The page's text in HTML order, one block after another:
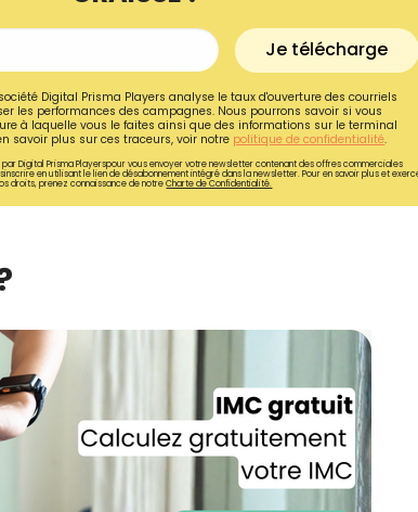
Je télécharge
Digital Prisma Players analyse le taux d'ouverture des courriels
les performances des campagnes. Nous pourrons savoir si vous
à laquelle vous le faites ainsi que des informations sur le terminal
savoir plus sur ces traceurs, voir notre politique de confidentialité.
Digital Prisma Playerspour vous envoyer votre newsletter contenant des offres commerciales
en utilisant le lien de désabonnement intégré dans la newsletter. Pour en savoir plus et
droits, prenez connaissance de notreCharte de Confidentialité.
Recevez
recettes inédites de
!
Ainsi que la newsletter